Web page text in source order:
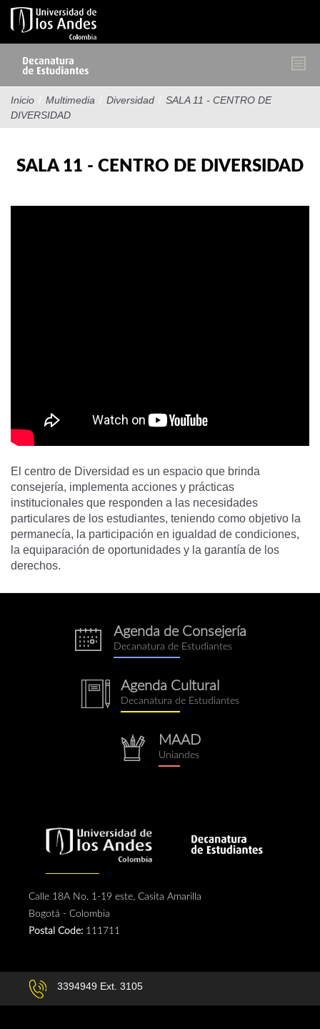
Pasar
contenido
Inicio / Multimedia / Diversidad / SALA 11 - CENTRO DE
DIVERSIDAD
SALA 11 - CENTRO DE DIVERSIDAD
El centro de Diversidad es un espacio que brinda
consejería, implementa acciones y prácticas
institucionales que responden a las necesidades
particulares de los estudiantes, teniendo como objetivo la
permanecía, la participación en igualdad de condiciones,
la equiparación de oportunidades y la garantía de los
derechos.
eventos.png
Agenda de Consejería
Decanatura de Estudiantes
notebook.png
Agenda Cultural
Decanatura de Estudiantes
repositorio.png
MAAD
Uniandes
Calle 18A No. 1-19 este, Casita Amarilla
Bogotá - Colombia
Postal Code: 111711
3394949 Ext. 3105